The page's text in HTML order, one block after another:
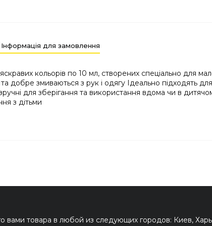
Інформація для замовлення
кольорів по 10 мл, створених спеціально для
добре змиваються з рук і одягу Ідеально підходять
для зберігання та використання вдома чи в
з дітьми
вами товара в любой из следующих городов: Киев,